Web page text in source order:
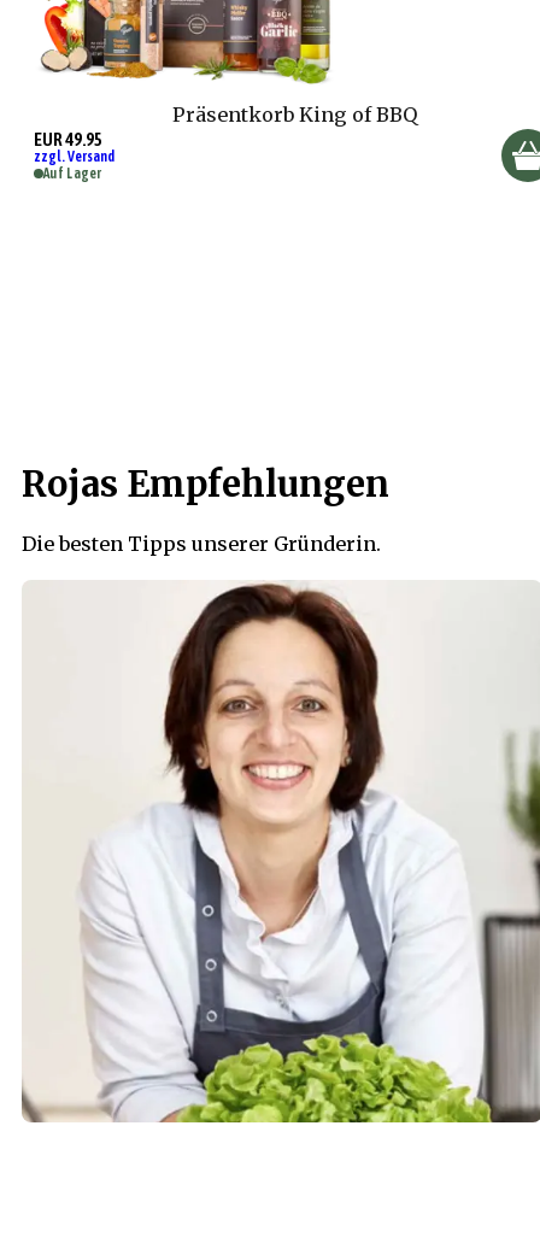
Präsentkorb King of BBQ
EUR 49.95
zzgl. Versand
Auf Lager
Rojas Empfehlungen
Die besten Tipps unserer Gründerin.